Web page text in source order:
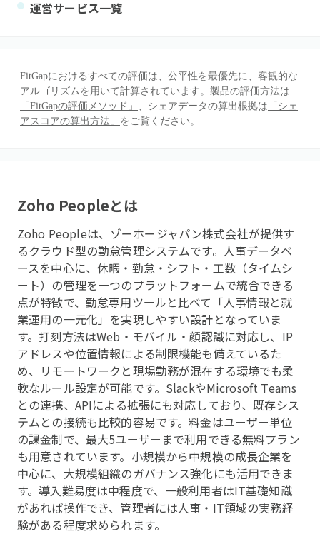
運営サービス一覧
FitGapにおけるすべての評価は、公平性を最優先に、客観的な
アルゴリズムを用いて計算されています。製品の評価方法は
「FitGapの評価メソッド」 、シェアデータの算出根拠は 「シェ
アスコアの算出方法」 をご覧ください。
Zoho Peopleとは
Zoho Peopleは、ゾーホージャパン株式会社が提供す
るクラウド型の勤怠管理システムです。人事データベ
ースを中心に、休暇・勤怠・シフト・工数（タイムシ
ート）の管理を一つのプラットフォームで統合できる
点が特徴で、勤怠専用ツールと比べて「人事情報と就
業運用の一元化」を実現しやすい設計となっていま
す。打刻方法はWeb・モバイル・顔認識に対応し、IP
アドレスや位置情報による制限機能も備えているた
め、リモートワークと現場勤務が混在する環境でも柔
軟なルール設定が可能です。SlackやMicrosoft Teams
との連携、APIによる拡張にも対応しており、既存シス
テムとの接続も比較的容易です。料金はユーザー単位
の課金制で、最大5ユーザーまで利用できる無料プラン
も用意されています。小規模から中規模の成長企業を
中心に、大規模組織のガバナンス強化にも活用できま
す。導入難易度は中程度で、一般利用者はIT基礎知識
があれば操作でき、管理者には人事・IT領域の実務経
験がある程度求められます。